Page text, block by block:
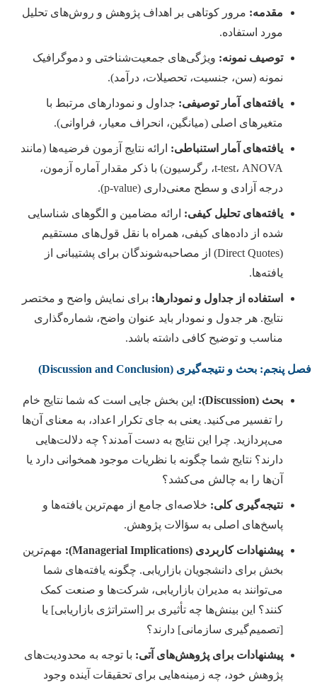
مقدمه: مرور کوتاهی بر اهداف پژوهش و روش‌های تحلیل
مورد استفاده.
توصیف نمونه: ویژگی‌های جمعیت‌شناختی و دموگرافیک
نمونه (سن، جنسیت، تحصیلات، درآمد).
یافته‌های آمار توصیفی: جداول و نمودارهای مرتبط با
متغیرهای اصلی (میانگین، انحراف معیار، فراوانی).
یافته‌های آمار استنباطی: ارائه نتایج آزمون فرضیه‌ها (مانند
t-test، ANOVA، رگرسیون) با ذکر مقدار آماره آزمون،
درجه آزادی و سطح معنی‌داری (p-value).
یافته‌های تحلیل کیفی: ارائه مضامین و الگوهای شناسایی
شده از داده‌های کیفی، همراه با نقل قول‌های مستقیم
(Direct Quotes) از مصاحبه‌شوندگان برای پشتیبانی از
یافته‌ها.
استفاده از جداول و نمودارها: برای نمایش واضح و مختصر
نتایج. هر جدول و نمودار باید عنوان واضح، شماره‌گذاری
مناسب و توضیح کافی داشته باشد.
فصل پنجم: بحث و نتیجه‌گیری (Discussion and Conclusion)
بحث (Discussion):
این بخش جایی است که شما نتایج خام
را تفسیر می‌کنید. یعنی به جای تکرار اعداد، به معنای آن‌ها
می‌پردازید. چرا این نتایج به دست آمدند؟ چه دلالت‌هایی
دارند؟ نتایج شما چگونه با نظریات موجود همخوانی دارد یا
آن‌ها را به چالش می‌کشد؟
نتیجه‌گیری کلی: خلاصه‌ای جامع از مهم‌ترین یافته‌ها و
پاسخ‌های اصلی به سؤالات پژوهش.
پیشنهادات کاربردی (Managerial Implications):
مهم‌ترین
بخش برای دانشجویان بازاریابی. چگونه یافته‌های شما
می‌توانند به مدیران بازاریابی، شرکت‌ها و صنعت کمک
کنند؟ این بینش‌ها چه تأثیری بر [استراتژی بازاریابی] یا
[تصمیم‌گیری سازمانی] دارند؟
پیشنهادات برای پژوهش‌های آتی: با توجه به محدودیت‌های
پژوهش خود، چه زمینه‌هایی برای تحقیقات آینده وجود